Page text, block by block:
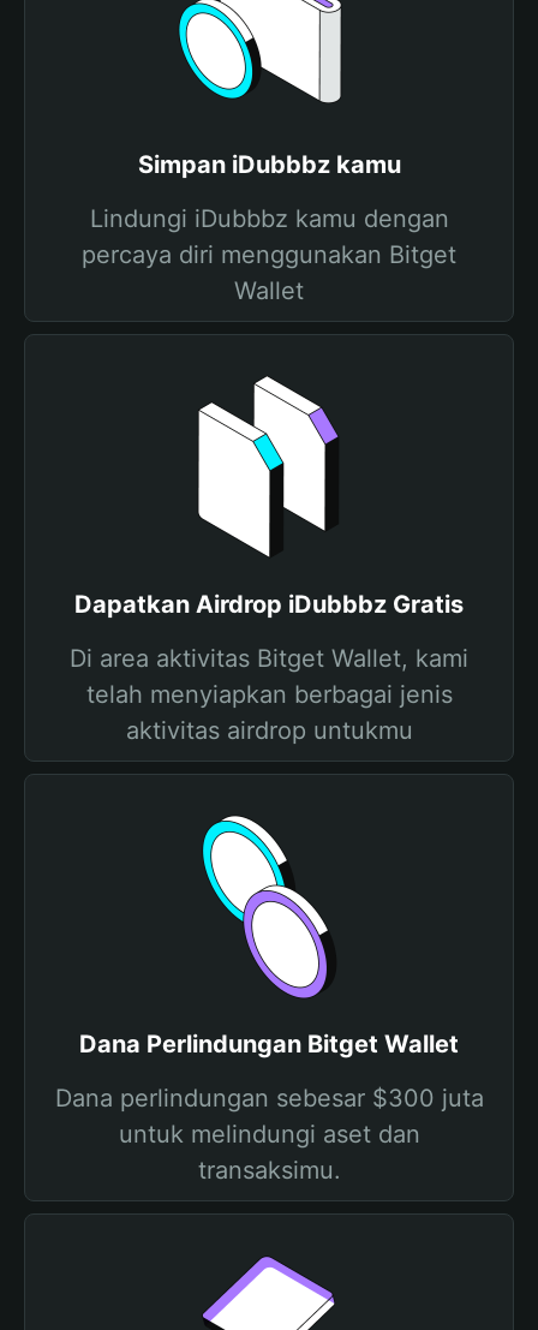
Simpan iDubbbz kamu
Lindungi iDubbbz kamu dengan
percaya diri menggunakan Bitget
Wallet
Dapatkan Airdrop iDubbbz Gratis
Di area aktivitas Bitget Wallet, kami
telah menyiapkan berbagai jenis
aktivitas airdrop untukmu
Dana Perlindungan Bitget Wallet
Dana perlindungan sebesar $300 juta
untuk melindungi aset dan
transaksimu.